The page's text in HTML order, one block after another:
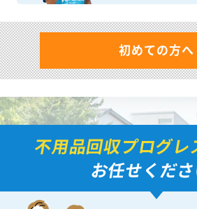
初めての方へ
不用品回収プログ
お任せくだ